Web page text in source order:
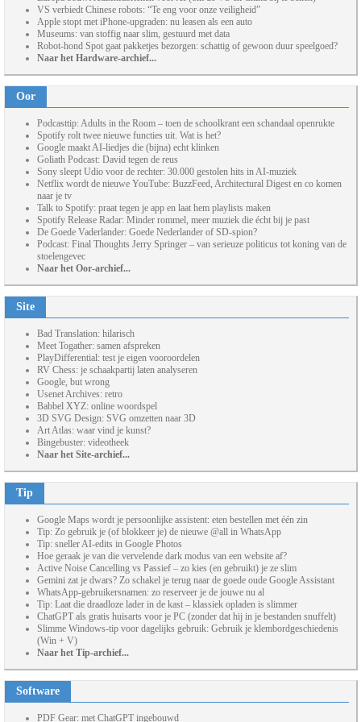
VS verbiedt Chinese robots: “Te eng voor onze veiligheid”
Apple stopt met iPhone-upgraden: nu leasen als een auto
Museums: van stoffig naar slim, gestuurd met data
Robot-hond Spot gaat pakketjes bezorgen: schattig of gewoon duur speelgoed?
Naar het Hardware-archief...
Oor
Podcasttip: Adults in the Room – toen de schoolkrant een schandaal openrukte
Spotify rolt twee nieuwe functies uit. Wat is het?
Google maakt AI-liedjes die (bijna) echt klinken
Goliath Podcast: David tegen de reus
Sony sleept Udio voor de rechter: 30.000 gestolen hits in AI-muziek
Netflix wordt de nieuwe YouTube: BuzzFeed, Architectural Digest en co komen
naar je tv
Talk to Spotify: praat tegen je app en laat hem playlists maken
Spotify Release Radar: Minder rommel, meer muziek die écht bij je past
De Goede Vaderlander: Goede Nederlander of SD-spion?
Podcast: Final Thoughts Jerry Springer – van serieuze politicus tot koning van de
stoelengevec
Naar het Oor-archief...
Site
Bad Translation: hilarisch
Meet Togather: samen afspreken
PlayDifferential: test je eigen vooroordelen
RV Chess: je schaakpartij laten analyseren
Google, but wrong
Usenet Archives: retro
Babbel XYZ: online woordspel
3D SVG Design: SVG omzetten naar 3D
Art Atlas: waar vind je kunst?
Bingebuster: videotheek
Naar het Site-archief...
Tip
Google Maps wordt je persoonlijke assistent: eten bestellen met één zin
Tip: Zo gebruik je (of blokkeer je) de nieuwe @all in WhatsApp
Tip: sneller AI-edits in Google Photos
Hoe geraak je van die vervelende dark modus van een website af?
Active Noise Cancelling vs Passief – zo kies (en gebruikt) je ze slim
Gemini zat je dwars? Zo schakel je terug naar de goede oude Google Assistant
WhatsApp-gebruikersnamen: zo reserveer je de jouwe nu al
Tip: Laat die draadloze lader in de kast – klassiek opladen is slimmer
ChatGPT als gratis huisarts voor je PC (zonder dat hij in je bestanden snuffelt)
Slimme Windows-tip voor dagelijks gebruik: Gebruik je klembordgeschiedenis
(Win + V)
Naar het Tip-archief...
Software
PDF Gear: met ChatGPT ingebouwd